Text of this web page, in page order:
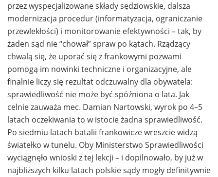
przez wyspecjalizowane składy sędziowskie, dalsza
modernizacja procedur (informatyzacja, ograniczanie
przewlekłości) i monitorowanie efektywności – tak, by
żaden sąd nie “chował” spraw po kątach. Rządzący
chwalą się, że uporać się z frankowymi pozwami
pomogą im nowinki techniczne i organizacyjne, ale
finalnie liczy się rezultat odczuwalny dla obywatela:
sprawiedliwość nie może być spóźniona o lata. Jak
celnie zauważa mec. Damian Nartowski, wyrok po 4–5
latach oczekiwania to w istocie żadna sprawiedliwość.
Po siedmiu latach batalii frankowicze wreszcie widzą
światełko w tunelu. Oby Ministerstwo Sprawiedliwości
wyciągnęło wnioski z tej lekcji – i dopilnowało, by już w
najbliższych kilku latach polskie sądy mogły definitywnie